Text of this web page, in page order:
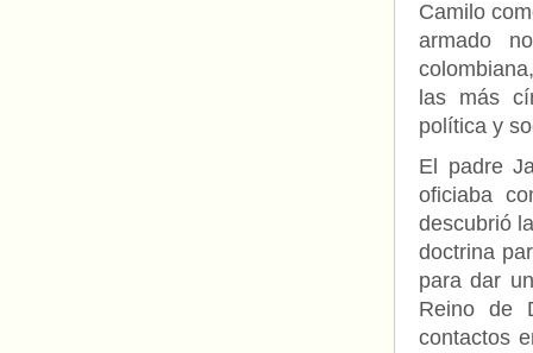
Camilo
armado
las más
política y
El padre
oficiaba
descubrió
doctrina
para dar
Reino de
contactos